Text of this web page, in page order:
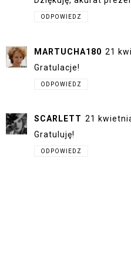
ODPOWIEDZ
MARTUCHA180 21
Gratulacje!
ODPOWIEDZ
SCARLETT 21
Gratuluję!
ODPOWIEDZ